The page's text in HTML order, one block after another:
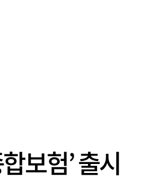
보험’ 출시